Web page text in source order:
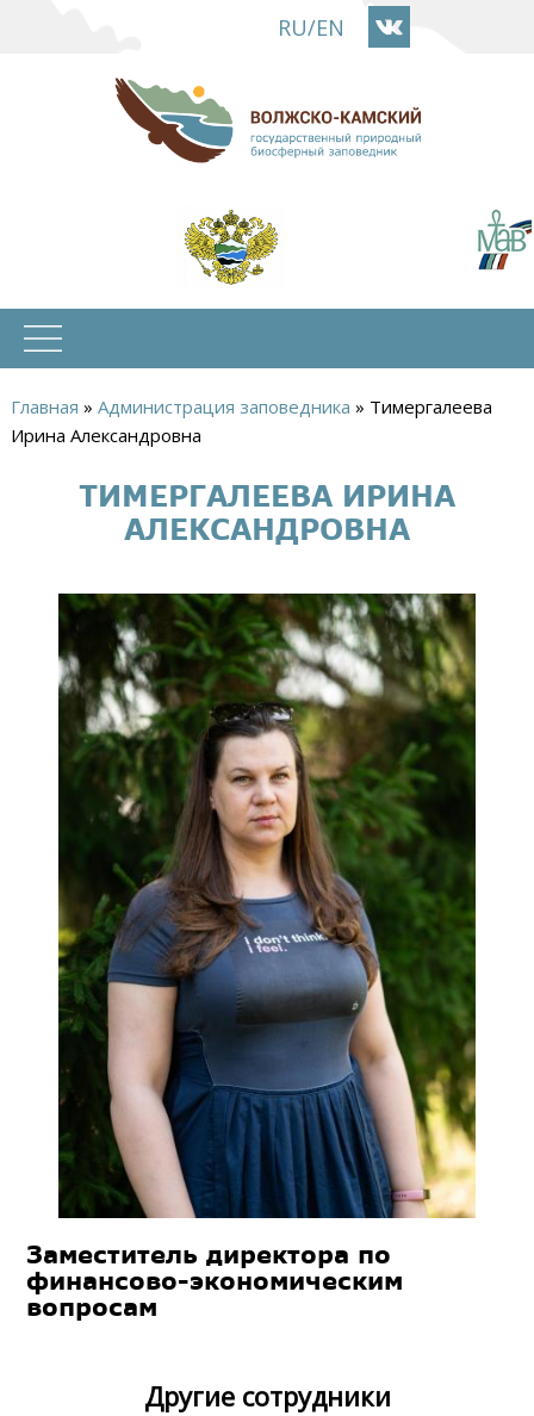
основному
содержанию
RU/EN
Вы
здесь
Главная » Администрация заповедника » Тимергалеева
Ирина Александровна
ТИМЕРГАЛЕЕВА ИРИНА
АЛЕКСАНДРОВНА
Заместитель директора по
финансово-экономическим
вопросам
Другие сотрудники